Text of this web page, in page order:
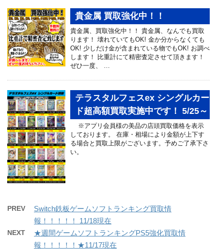
貴金属 買取強化中！！
貴金属、買取強化中！！ 貴金属、なんでも買取
ります！ 壊れていてもOK! 金か分からなくても
OK! 少しだけ金が含まれている物でもOK! お調べ
します！ 比重計にて精密査定させて頂きます！
ぜひ一度、 …
テラスタルフェスex シングルカー
ド超高額買取実施中です！ 5/25～
※アプリ会員様の美品の店頭買取価格を表示
しております。 在庫・相場により金額が上下す
る場合と買取上限がございます。予めご了承下さ
い。
PREV
Switch鉄板ゲームソフトランキング買取情
報！！！！！ 11/18現在
NEXT
★週間ゲームソフトランキングPS5強化買取情
報！！！！！★11/17現在